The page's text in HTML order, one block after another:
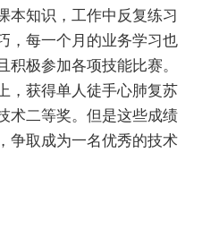
本知识，工作中反复练习
，每一个月的业务学习也
极参加各项技能比赛。
，获得单人徒手心肺复苏
术二等奖。但是这些成绩
争取成为一名优秀的技术